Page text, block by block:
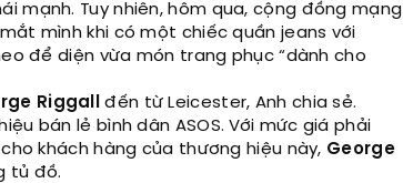
mạnh. Tuy nhiên, hôm qua, cộng đồng mạng
mình khi có một chiếc quần jeans với
để diện vừa món trang phục “dành cho
Riggall
đến từ Leicester, Anh chia sẻ.
bán lẻ bình dân ASOS. Với mức giá phải
khách hàng của thương hiệu này, George
tủ đồ.